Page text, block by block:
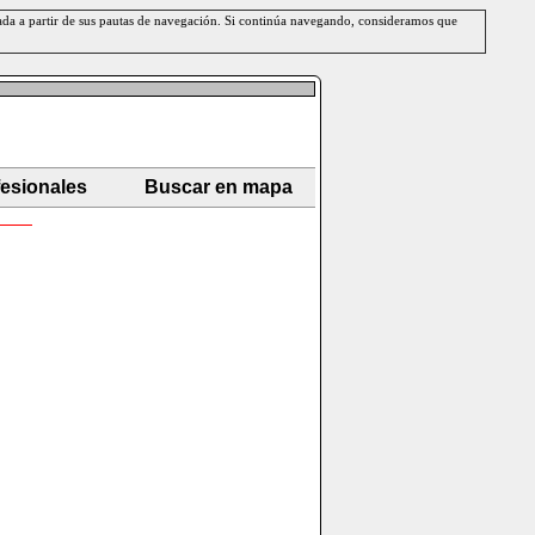
a partir de sus pautas de navegación. Si continúa navegando, consideramos que
Buscar en mapa